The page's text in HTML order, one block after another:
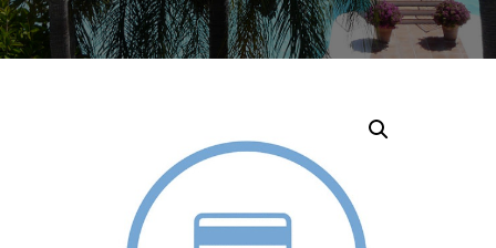
INFORMACIÓN
CONTACTO